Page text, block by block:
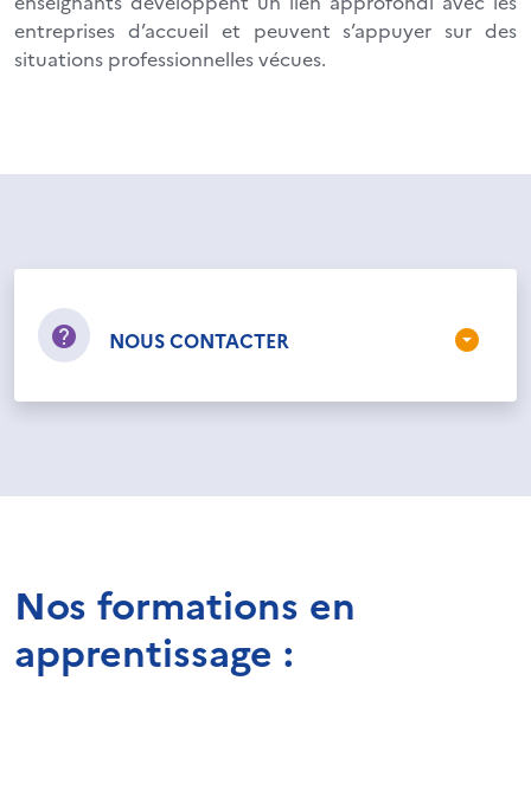
entreprises d’accueil et peuvent s’appuyer sur des
situations professionnelles vécues.
NOUS CONTACTER
Nos formations en
apprentissage :